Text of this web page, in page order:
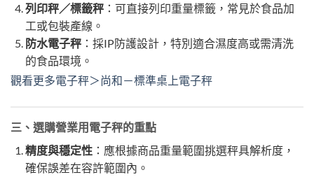
列印秤／標籤秤：可直接列印重量標籤，常見於食品加
工或包裝產線。
防水電子秤：採IP防護設計，特別適合濕度高或需清洗
的食品環境。
觀看更多電子秤＞尚和－標準桌上電子秤
三、選購營業用電子秤的重點
精度與穩定性：應根據商品重量範圍挑選秤具解析度，
確保誤差在容許範圍內。